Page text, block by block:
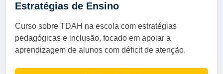
Estratégias de Ensino
Curso sobre TDAH na escola com estratégias
pedagógicas e inclusão, focado em apoiar a
aprendizagem de alunos com déficit de atenção.